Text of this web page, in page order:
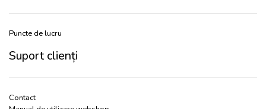
Puncte de lucru
Suport clienți
Contact